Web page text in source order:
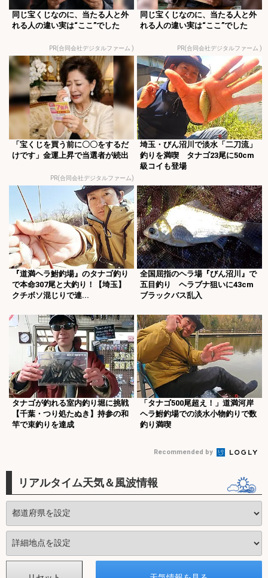
同じ宝くじなのに、当たる人と外
れる人の違い実は“ここ”でした
PR(合同会社デジタルファーム )
同じ宝くじなのに、当たる人と外
れる人の違い実は“ここ”でした
PR(合同会社デジタルファーム )
「宝くじを買う前に〇〇をするだ
けです」金運上昇で当選者が続出
PR(合同会社デジタルファーム)
埼玉・びん沼川で淡水「二刀流」
釣りを満喫 タナゴ23尾に50cm
級コイも登場
『道満ヘラ鮒釣場』のタナゴ釣り
で本命307尾と大釣り！【埼玉】
クチボソ混じりで連...
全国屈指のヘラ場『びん沼川』で
五目釣り ヘラブナ狙いに43cm
ブラックバス乱入
タナゴが釣れる室内釣り堀に挑戦
【千葉・つり処たぬき】持参の和
竿で束釣りを達成
「タナゴ500尾超え！」道満河岸
ヘラ鮒釣場での淡水小物釣りで数
釣り満喫
Recommended by
リアルタイム天気＆風波情報